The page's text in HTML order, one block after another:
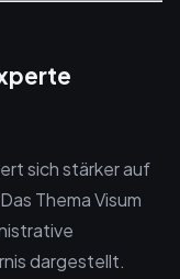
sich stärker auf
Thema Visum
dargestellt.